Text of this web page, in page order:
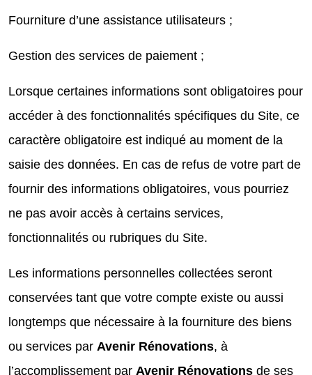
Fourniture d’une assistance utilisateurs ;
Gestion des services de paiement ;
Lorsque certaines informations sont obligatoires pour
accéder à des fonctionnalités spécifiques du Site, ce
caractère obligatoire est indiqué au moment de la
saisie des données. En cas de refus de votre part de
fournir des informations obligatoires, vous pourriez
ne pas avoir accès à certains services,
fonctionnalités ou rubriques du Site.
Les informations personnelles collectées seront
conservées tant que votre compte existe ou aussi
longtemps que nécessaire à la fourniture des biens
ou services par Avenir Rénovations, à
l’accomplissement par Avenir Rénovations de ses